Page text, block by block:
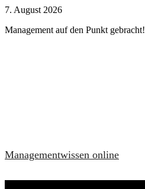
Zum
springen
7. August 2026
Management auf den Punkt gebracht!
Managementwissen online